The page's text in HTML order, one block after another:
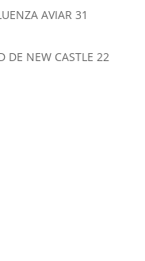
AVIAR 31
DE NEW CASTLE 22